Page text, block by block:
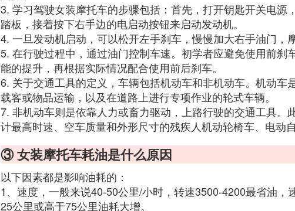
3. 学习驾驶女装摩托车的步骤包括：首先，打开钥匙开关电源
踏板，接着按下右手边的电启动按钮来启动发动机。
4. 一旦发动机启动，可以松开左手刹车，慢慢加大右手油门，
5. 在行驶过程中，通过油门控制车速。初学者应避免使用前刹
能的提升，再根据实际情况配合使用前后刹车。
6. 关于交通工具的定义，车辆包括机动车和非机动车。机动车
载客或物品运输，以及在道路上进行专项作业的轮式车辆。
7. 非机动车则是依靠人力或畜力驱动，上路行驶的交通工具。
计最高时速、空车质量和外形尺寸的残疾人机动轮椅车、电动自
③ 女装摩托车耗油是什么原因
以下因素都是影响油耗的：
1、速度，一般来说40-50公里/小时，转速3500-4200最省油，
25公里或高于75公里油耗大增。